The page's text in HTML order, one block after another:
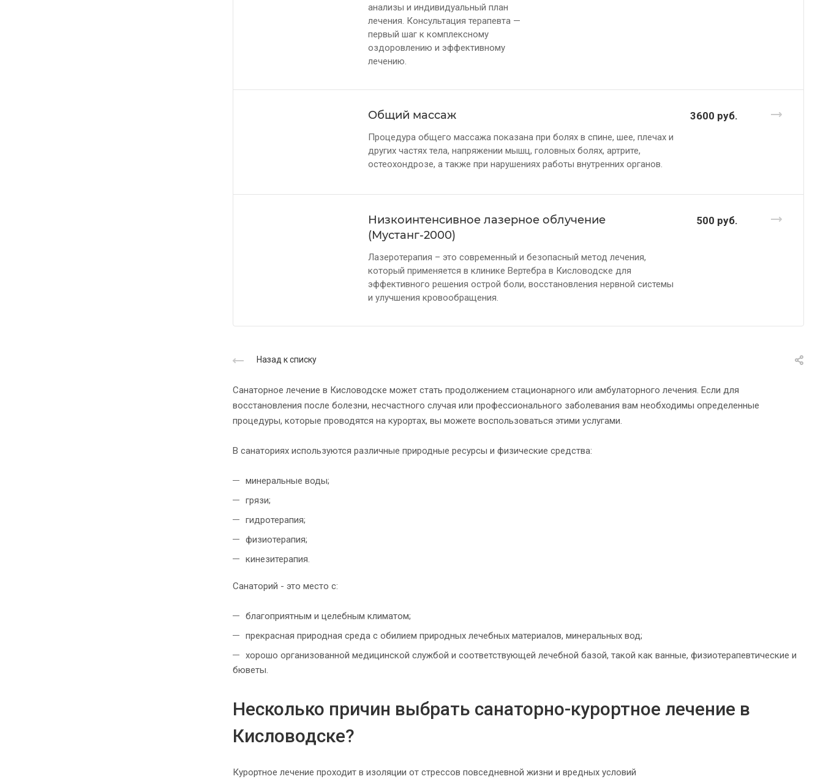
анализы и индивидуальный план
лечения. Консультация терапевта —
первый шаг к комплексному
оздоровлению и эффективному
лечению.
Общий массаж
Процедура общего массажа показана при болях в спине, шее, плечах и
других частях тела, напряжении мышц, головных болях, артрите,
остеохондрозе, а также при нарушениях работы внутренних органов.
3600 руб.
Низкоинтенсивное лазерное облучение
(Мустанг-2000)
Лазеротерапия – это современный и безопасный метод лечения,
который применяется в клинике Вертебра в Кисловодске для
эффективного решения острой боли, восстановления нервной системы
и улучшения кровообращения.
500 руб.
Назад к списку
Санаторное лечение в Кисловодске может стать продолжением стационарного или амбулаторного лечения. Если для
восстановления после болезни, несчастного случая или профессионального заболевания вам необходимы определенные
процедуры, которые проводятся на курортах, вы можете воспользоваться этими услугами.
В санаториях используются различные природные ресурсы и физические средства:
минеральные воды;
грязи;
гидротерапия;
физиотерапия;
кинезитерапия.
Санаторий - это место с:
благоприятным и целебным климатом;
прекрасная природная среда с обилием природных лечебных материалов, минеральных вод;
хорошо организованной медицинской службой и соответствующей лечебной базой, такой как ванные, физиотерапевтические и
бюветы.
Несколько причин выбрать санаторно-курортное лечение в
Кисловодске?
Курортное лечение проходит в изоляции от стрессов повседневной жизни и вредных условий